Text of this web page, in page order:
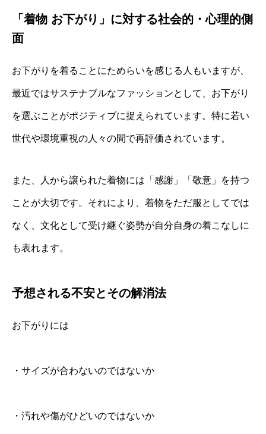
「着物 お下がり」に対する社会的・心理的側
面
お下がりを着ることにためらいを感じる人もいますが、
最近ではサステナブルなファッションとして、お下がり
を選ぶことがポジティブに捉えられています。特に若い
世代や環境重視の人々の間で再評価されています。
また、人から譲られた着物には「感謝」「敬意」を持つ
ことが大切です。それにより、着物をただ服としてでは
なく、文化として受け継ぐ姿勢が自分自身の着こなしに
も表れます。
予想される不安とその解消法
お下がりには
・サイズが合わないのではないか
・汚れや傷がひどいのではないか